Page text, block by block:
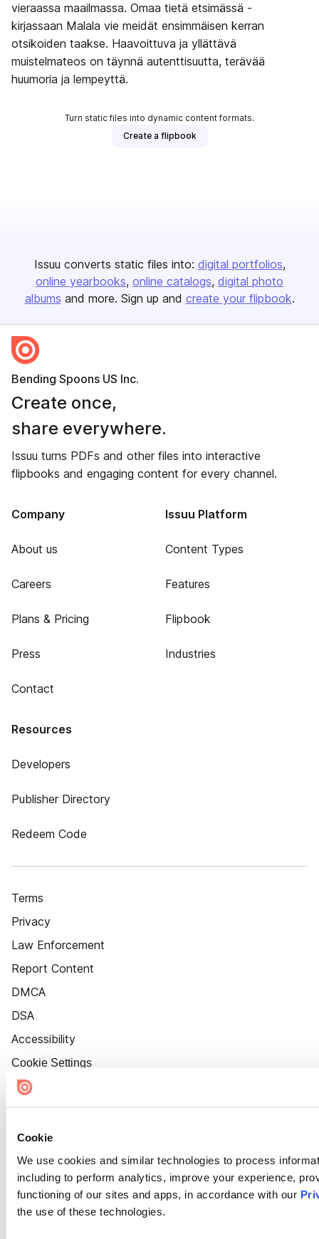
Cookie
We use cookies and similar technologies to process
including to perform analytics, improve your experience,
functioning of our sites and apps, in accordance with our
the use of these technologies.
vieraassa maailmassa. Omaa tietä etsimässä -
kirjassaan Malala vie meidät ensimmäisen kerran
otsikoiden taakse. Haavoittuva ja yllättävä
muistelmateos on täynnä autenttisuutta, terävää
huumoria ja lempeyttä.
Turn static files into dynamic content formats.
Create a flipbook
Issuu converts static files into: digital portfolios
online yearbooks online catalogs digital photo
albums and more. Sign up and create your flipbook.
Bending Spoons US Inc.
Create once,
share everywhere.
Issuu turns PDFs and other files into interactive
flipbooks and engaging content for every channel.
Company
About us
Careers
Plans & Pricing
Press
Contact
Issuu Platform
Content Types
Features
Flipbook
Industries
Resources
Developers
Publisher Directory
Redeem Code
Terms
Privacy
Law Enforcement
Report Content
DMCA
DSA
Accessibility
Cookie Settings